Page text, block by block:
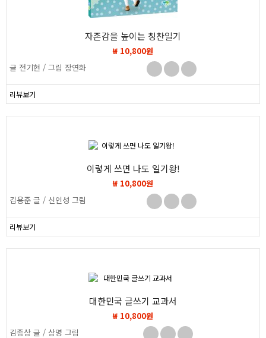
자존감을 높이는 칭찬일기
₩ 10,800원
글 전기현 / 그림 장연화
리뷰보기
이렇게 쓰면 나도 일기왕!
₩ 10,800원
김용준 글 / 신인성 그림
리뷰보기
대한민국 글쓰기 교과서
₩ 10,800원
김종상 글 / 상명 그림